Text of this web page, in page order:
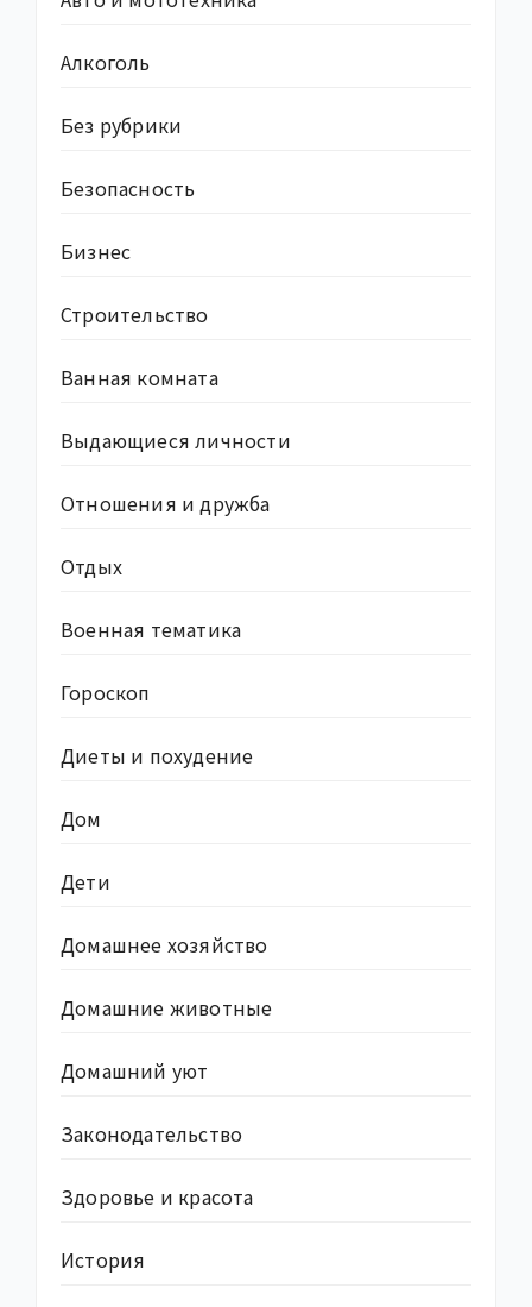
Алкоголь
Без рубрики
Безопасность
Бизнес
Строительство
Ванная комната
Выдающиеся личности
Отношения и дружба
Отдых
Военная тематика
Гороскоп
Диеты и похудение
Дом
Дети
Домашнее хозяйство
Домашние животные
Домашний уют
Законодательство
Здоровье и красота
История